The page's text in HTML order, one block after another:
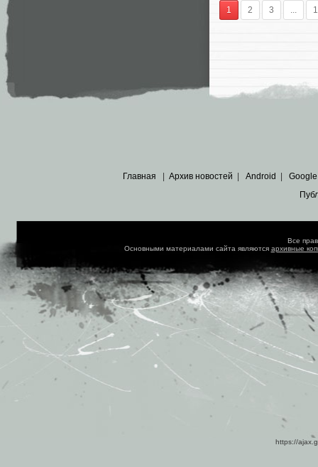
1 2 3 ...
Главная Архив новостей Android Google
Все
Основными материалами сайта являются архивные
https://